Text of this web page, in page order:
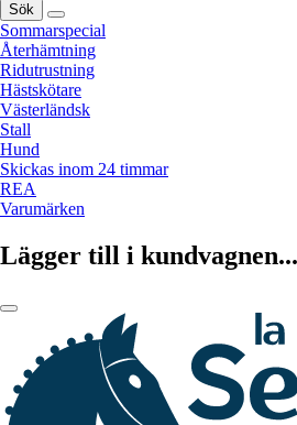
Sök
Sommarspecial
Återhämtning
Ridutrustning
Hästskötare
Västerländsk
Stall
Hund
Skickas inom 24 timmar
REA
Varumärken
Lägger till i kundvagnen...